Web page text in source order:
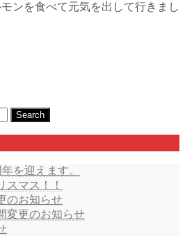
ンを食べて元気を出して行きまし
を迎えます。
スマス！！
のお知らせ
変更のお知らせ